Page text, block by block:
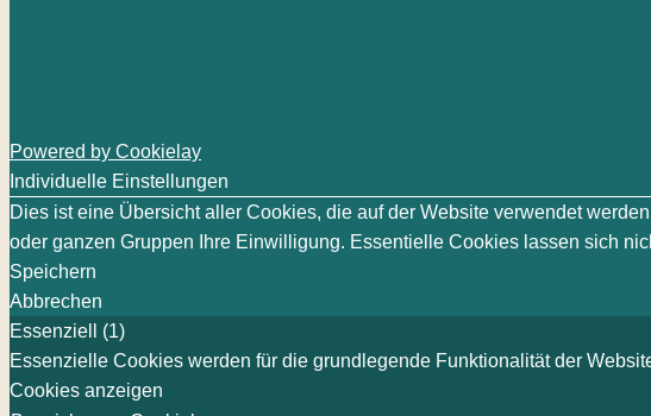
Powered by Cookielay
Individuelle Einstellungen
Dies ist eine Übersicht aller Cookies, die auf der Website verwendet
oder ganzen Gruppen Ihre Einwilligung. Essentielle Cookies lassen sich
Speichern
Abbrechen
Essenziell (1)
Essenzielle Cookies werden für die grundlegende Funktionalität der
Cookies anzeigen